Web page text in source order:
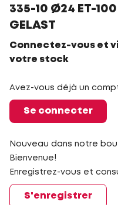
335-10 Ø24 ET-100
GELAST
Connectez-vous et
votre stock
Avez-vous déjà un
Se connecter
Nouveau dans notre
Bienvenue!
Enregistrez-vous et
S'enregistrer